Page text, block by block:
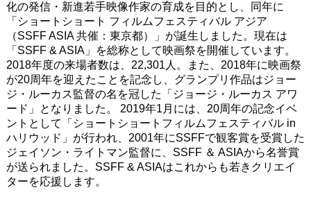
化の発信・新進若手映像作家の育成を目的とし、同年に
「ショートショート フィルムフェスティバル アジア
（SSFF ASIA 共催：東京都）」が誕生しました。現在は
「SSFF & ASIA」を総称として映画祭を開催しています。
2018年度の来場者数は、22,301人。また、2018年に映画祭
が20周年を迎えたことを記念し、グランプリ作品はジョー
ジ・ルーカス監督の名を冠した「ジョージ・ルーカス アワ
ード」となりました。 2019年1月には、20周年の記念イベ
ントとして「ショートショートフィルムフェスティバル in
ハリウッド」が行われ、2001年にSSFFで観客賞を受賞した
ジェイソン・ライトマン監督に、SSFF ＆ ASIAから名誉賞
が送られました。SSFF & ASIAはこれからも若きクリエイ
ターを応援します。